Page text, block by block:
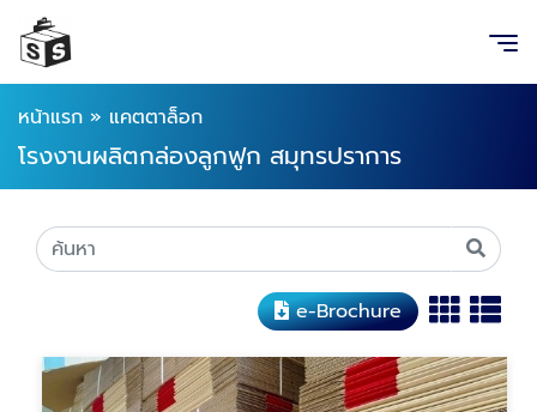
หน้าแรก » แคตตาล็อก
โรงงานผลิตกล่องลูกฟูก สมุทรปราการ
e-Brochure